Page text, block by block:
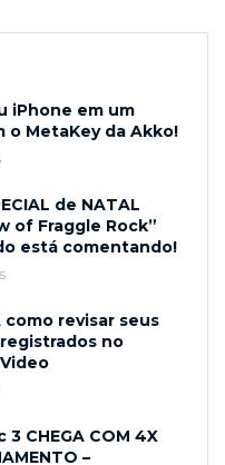
iPhone em um
o MetaKey da Akko!
de NATAL
of Fraggle Rock”
está comentando!
como revisar seus
registrados no
3 CHEGA COM 4X
–